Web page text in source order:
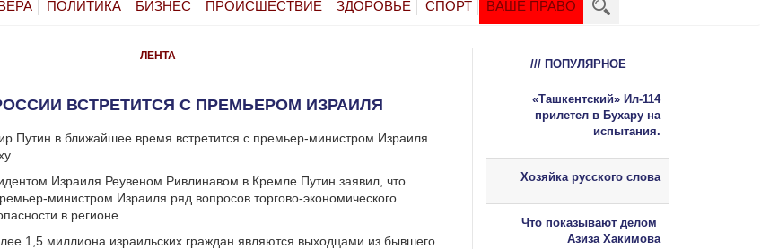
ПОЛИТИКА БИЗНЕС ПРОИСШЕСТВИЕ ЗДОРОВЬЕ СПОРТ ВАШЕ ПРАВО
ЛЕНТА
ВСТРЕТИТСЯ С ПРЕМЬЕРОМ ИЗРАИЛЯ
Путин в ближайшее время встретится с премьер-министром Израиля
Израиля Реувеном Ривлинавом в Кремле Путин заявил, что
министром Израиля ряд вопросов торгово-экономического
в регионе.
1,5 миллиона израильских граждан являются выходцами из бывшего
/// ПОПУЛЯРНОЕ
«Ташкентский» Ил-114
прилетел в Бухару на
испытания.
Хозяйка русского слова
Что показывают делом
Азиза Хакимова